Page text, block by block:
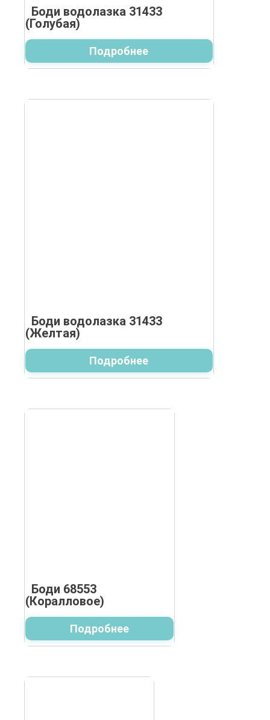
Боди водолазка 31433
(Голубая)
Подробнее
Боди водолазка 31433
(Желтая)
Подробнее
Боди 68553
(Коралловое)
Подробнее